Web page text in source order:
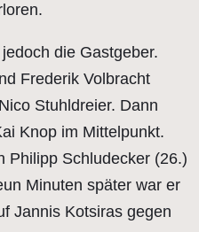
die Gastgeber.
Frederik Volbracht
Stuhldreier. Dann
Knop im Mittelpunkt.
Philipp Schludecker (26.)
Minuten später war er
Jannis Kotsiras gegen